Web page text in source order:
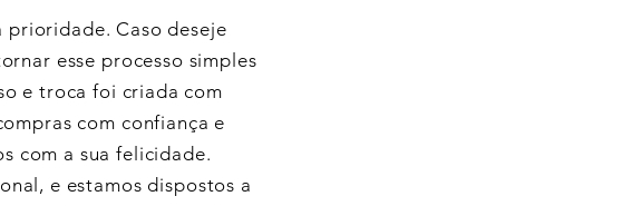
prioridade. Caso deseje
esse processo simples
e troca foi criada com
com confiança e
com a sua felicidade.
e estamos dispostos a